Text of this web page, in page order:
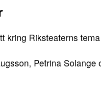
kring Riksteaterns tema
Petrina